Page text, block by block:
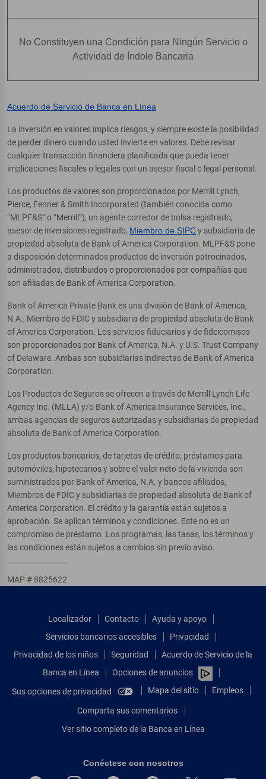
No Constituyen una Condición para Ningún Servicio o
Actividad de Índole Bancaria
Acuerdo de Servicio de Banca en Línea
La inversión en valores implica riesgos, y siempre existe la posibilidad
de perder dinero cuando usted invierte en valores. Debe revisar
cualquier transacción financiera planificada que pueda tener
implicaciones fiscales o legales con un asesor fiscal o legal personal.
Los productos de valores son proporcionados por Merrill Lynch,
Pierce, Fenner & Smith Incorporated (también conocida como
“MLPF&S” o “Merrill”), un agente corredor de bolsa registrado,
asesor de inversiones registrado, Miembro de SIPCy subsidiaria de
propiedad absoluta de Bank of America Corporation. MLPF&S pone
a disposición determinados productos de inversión patrocinados,
administrados, distribuidos o proporcionados por compañías que
son afiliadas de Bank of America Corporation.
Bank of America Private Bank es una división de Bank of America,
N.A., Miembro de FDIC y subsidiaria de propiedad absoluta de Bank
of America Corporation. Los servicios fiduciarios y de fideicomisos
son proporcionados por Bank of America, N.A. y U.S. Trust Company
of Delaware. Ambas son subsidiarias indirectas de Bank of America
Corporation.
Los Productos de Seguros se ofrecen a través de Merrill Lynch Life
Agency Inc. (MLLA) y/o Bank of America Insurance Services, Inc.,
ambas agencias de seguros autorizadas y subsidiarias de propiedad
absoluta de Bank of America Corporation.
Los productos bancarios, de tarjetas de crédito, préstamos para
automóviles, hipotecarios y sobre el valor neto de la vivienda son
suministrados por Bank of America, N.A. y bancos afiliados,
Miembros de FDIC y subsidiarias de propiedad absoluta de Bank of
America Corporation. El crédito y la garantía están sujetos a
aprobación. Se aplican términos y condiciones. Este no es un
compromiso de préstamo. Los programas, las tasas, los términos y
las condiciones están sujetos a cambios sin previo aviso.
MAP # 8825622
Localizador Contacto
Ayuda y apoyo
Servicios bancarios accesibles
Privacidad
Privacidad de los niños
Seguridad
Acuerdo de Servicio de la
Banca en Línea
Opciones de anuncios
Sus opciones de privacidad
Mapa del sitio Empleos
Comparta sus comentarios
Ver sitio completo de la Banca en Línea
Conéctese con nosotros